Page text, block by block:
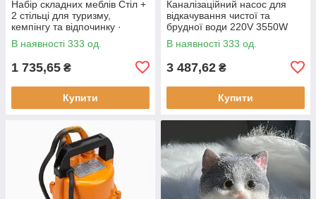
Набір складних меблів Стіл +
2 стільці для туризму,
кемпінгу та відпочинку ·
Металевий каркас
В наявності 333 од.
1 735,65 ₴
Купити
Каналізаційний насос для
відкачування чистої та
брудної води 220V 3550W
В наявності 333 од.
3 487,62 ₴
Купити